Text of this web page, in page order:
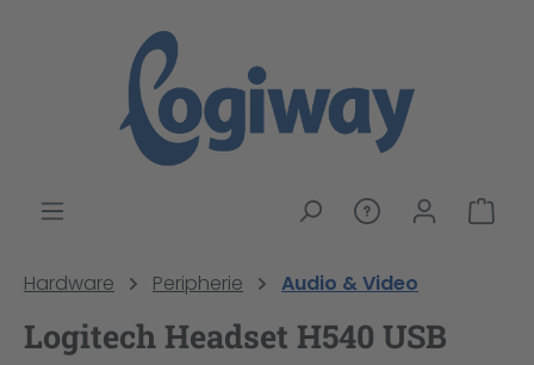
Hardware Peripherie Audio & Video
Logitech Headset H540 USB